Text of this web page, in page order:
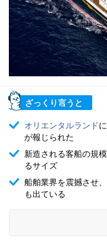
ざっくり言うと
オリエンタルランド
が報じられた
新造される客船の規
るサイズ
船舶業界を震撼させ
も出ている